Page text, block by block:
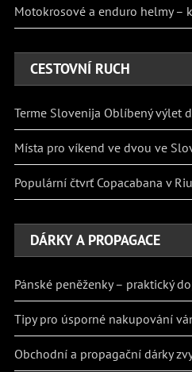
Motokrosové a enduro helmy –
CESTOVNÍ RUCH
Terme Slovenija Oblíbený výlet
Místa pro víkend ve dvou ve
Populární čtvrť Copacabana v
DÁRKY A PROPAGACE
Pánské peněženky – praktický
Tipy pro úsporné nakupování
Obchodní a propagační dárky